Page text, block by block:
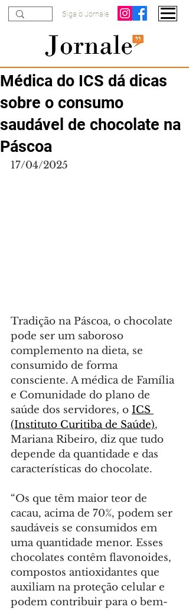
Siga o Jornale
Médica do ICS dá dicas
sobre o consumo
saudável de chocolate na
Páscoa
17/04/2025
Tradição na Páscoa, o chocolate
pode ser um saboroso
complemento na dieta, se
consumido de forma
consciente. A médica de Família
e Comunidade do plano de
saúde dos servidores, o ICS
(Instituto Curitiba de Saúde),
Mariana Ribeiro, diz que tudo
depende da quantidade e das
características do chocolate.
“Os que têm maior teor de
cacau, acima de 70%, podem ser
saudáveis se consumidos em
uma quantidade menor. Esses
chocolates contêm flavonoides,
compostos antioxidantes que
auxiliam na proteção celular e
podem contribuir para o bem-